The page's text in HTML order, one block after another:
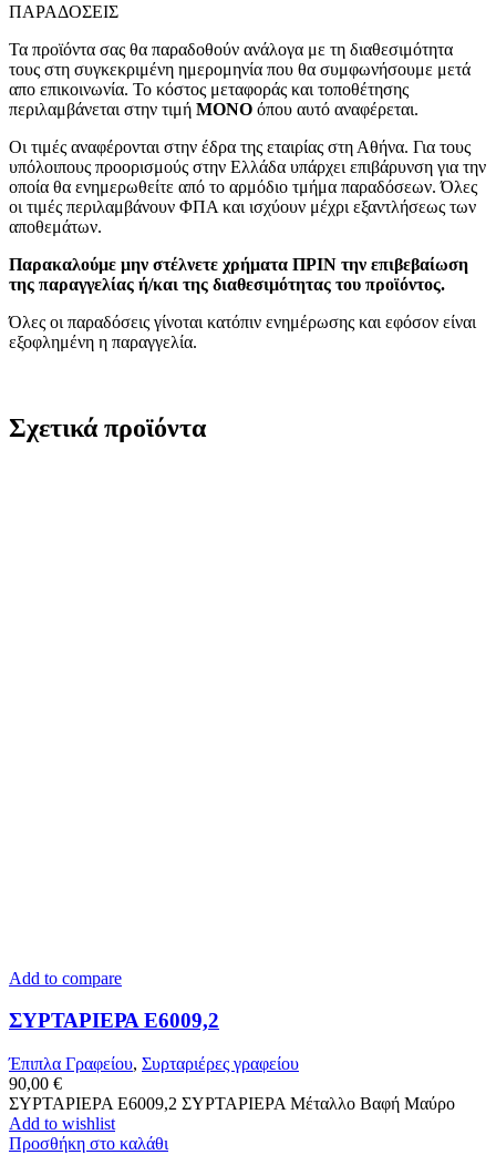
ΠΑΡΑΔΟΣΕΙΣ
Τα προϊόντα σας θα παραδοθούν ανάλογα με τη διαθεσιμότητα
τους στη συγκεκριμένη ημερομηνία που θα συμφωνήσουμε μετά
απο επικοινωνία. Το κόστος μεταφοράς και τοποθέτησης
περιλαμβάνεται στην τιμή MONO όπου αυτό αναφέρεται.
Οι τιμές αναφέρονται στην έδρα της εταιρίας στη Αθήνα. Για τους
υπόλοιπους προορισμούς στην Ελλάδα υπάρχει επιβάρυνση για την
οποία θα ενημερωθείτε από το αρμόδιο τμήμα παραδόσεων. Όλες
οι τιμές περιλαμβάνουν ΦΠΑ και ισχύουν μέχρι εξαντλήσεως των
αποθεμάτων.
Παρακαλούμε μην στέλνετε χρήματα ΠΡΙΝ την επιβεβαίωση
της παραγγελίας ή/και της διαθεσιμότητας του προϊόντος.
Όλες οι παραδόσεις γίνοται κατόπιν ενημέρωσης και εφόσον είναι
εξοφλημένη η παραγγελία.
Σχετικά προϊόντα
Add to compare
ΣΥΡΤΑΡΙΕΡΑ Ε6009,2
Έπιπλα Γραφείου, Συρταριέρες γραφείου
90,00 €
ΣΥΡΤΑΡΙΕΡΑ Ε6009,2 ΣΥΡΤΑΡΙΕΡΑ Μέταλλο Βαφή Μαύρο
Add to wishlist
Προσθήκη στο καλάθι